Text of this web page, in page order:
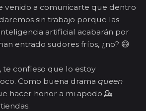
venido a comunicarte que dentro
sin trabajo porque las
artificial acabarán por
entrado sudores fríos, ¿no? 😅
te confieso que lo estoy
Como buena drama queen
hacer honor a mi apodo 💁.